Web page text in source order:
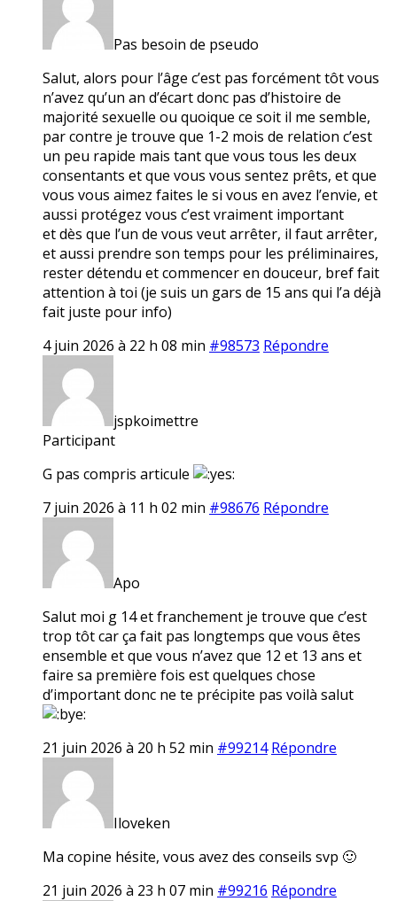
Pas besoin de pseudo
Salut, alors pour l’âge c’est pas forcément tôt vous
n’avez qu’un an d’écart donc pas d’histoire de
majorité sexuelle ou quoique ce soit il me semble,
par contre je trouve que 1-2 mois de relation c’est
un peu rapide mais tant que vous tous les deux
consentants et que vous vous sentez prêts, et que
vous vous aimez faites le si vous en avez l’envie, et
aussi protégez vous c’est vraiment important
et dès que l’un de vous veut arrêter, il faut arrêter,
et aussi prendre son temps pour les préliminaires,
rester détendu et commencer en douceur, bref fait
attention à toi (je suis un gars de 15 ans qui l’a déjà
fait juste pour info)
4 juin 2026 à 22 h 08 min #98573 Répondre
jspkoimettre
Participant
G pas compris articule
7 juin 2026 à 11 h 02 min #98676 Répondre
Apo
Salut moi g 14 et franchement je trouve que c’est
trop tôt car ça fait pas longtemps que vous êtes
ensemble et que vous n’avez que 12 et 13 ans et
faire sa première fois est quelques chose
d’important donc ne te précipite pas voilà salut
21 juin 2026 à 20 h 52 min #99214 Répondre
Iloveken
Ma copine hésite, vous avez des conseils svp 🙂
21 juin 2026 à 23 h 07 min #99216 Répondre